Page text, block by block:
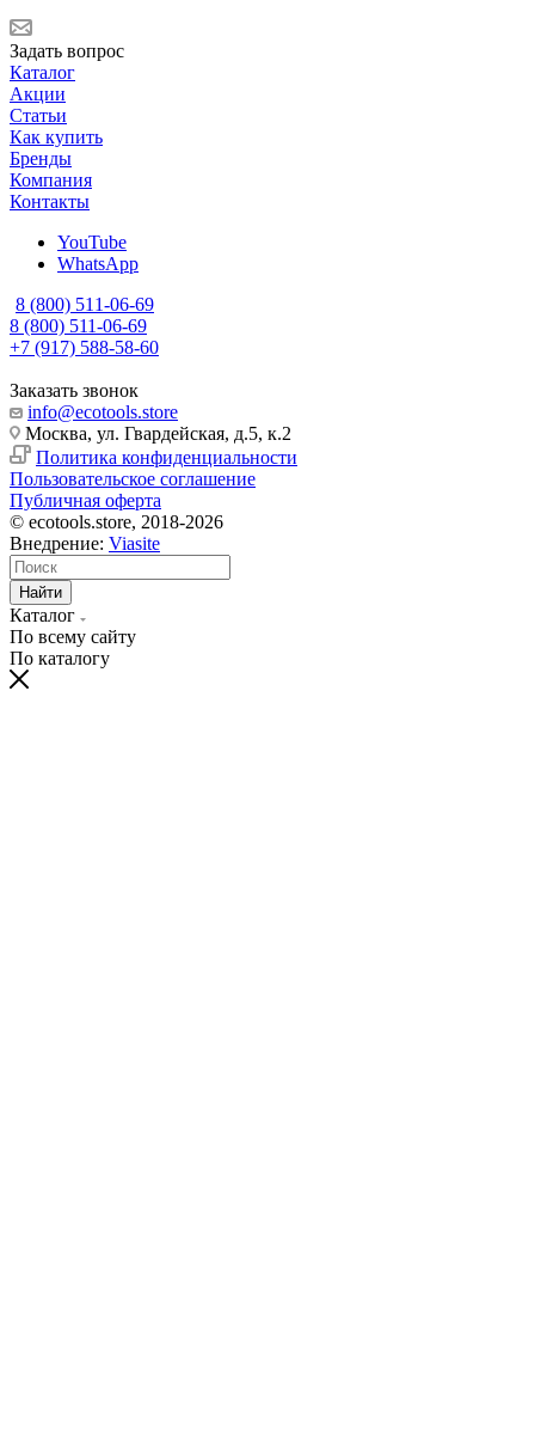
Задать вопрос
Каталог
Акции
Статьи
Как купить
Бренды
Компания
Контакты
YouTube
WhatsApp
8 (800) 511-06-69
8 (800) 511-06-69
+7 (917) 588-58-60
Заказать звонок
info@ecotools.store
Москва, ул. Гвардейская, д.5, к.2
Политика конфиденциальности
Пользовательское соглашение
Публичная оферта
© ecotools.store, 2018-2026
Внедрение: Viasite
Найти
Каталог
По всему сайту
По каталогу